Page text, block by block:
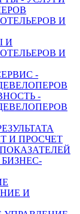
И
И
И
-
-
И ПРОСЧЕТ
И